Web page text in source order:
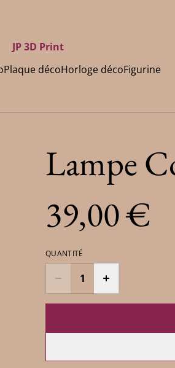
JP 3D Print
Plaque décoHorloge décoFigurine
Lampe
39,00 €
QUANTITÉ